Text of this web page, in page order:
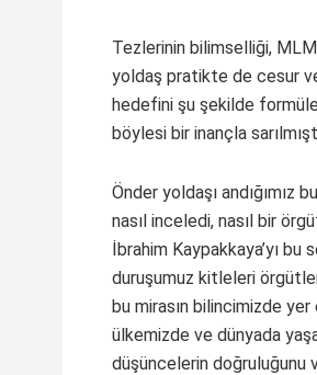
Tezlerinin bilimselliği,
yoldaş pratikte de cesur ve
hedefini şu şekilde
böylesi bir inançla
Önder yoldaşı andığımız
nasıl inceledi, nasıl bir
İbrahim Kaypakkaya’yı bu
duruşumuz kitleleri
bu mirasın bilincimizde
ülkemizde ve dünyada
düşüncelerin doğruluğunu